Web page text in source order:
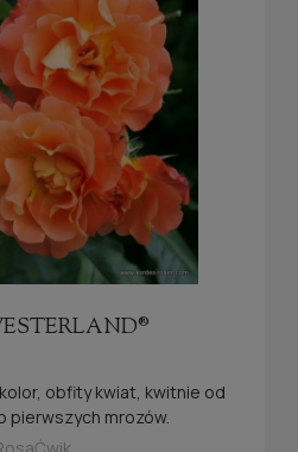
obfity kwiat, kwitnie od
pierwszych mrozów.